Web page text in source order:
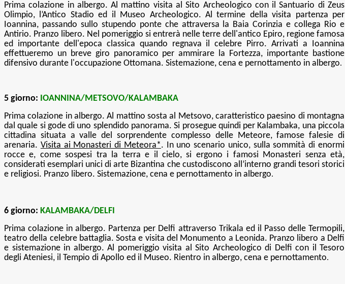
Prima colazione in albergo. Al mattino visita al Sito Archeologico con il Santuario di Zeus
Olimpio, l’Antico Stadio ed il Museo Archeologico. Al termine della visita partenza per
Ioannina, passando sullo stupendo ponte che attraversa la Baia Corinzia e collega Rio e
Antirio. Pranzo libero. Nel pomeriggio si entrerà nelle terre dell'antico Epiro, regione famosa
ed importante dell'epoca classica quando regnava il celebre Pirro. Arrivati a Ioannina
effettueremo un breve giro panoramico per ammirare la Fortezza, importante bastione
difensivo durante l'occupazione Ottomana. Sistemazione, cena e pernottamento in albergo.
5 giorno: IOANNINA/METSOVO/KALAMBAKA
Prima colazione in albergo. Al mattino sosta al Metsovo, caratteristico paesino di montagna
dal quale si gode di uno splendido panorama. Si prosegue quindi per Kalambaka, una piccola
cittadina situata a valle del sorprendente complesso delle Meteore, famose falesie di
arenaria. Visita ai Monasteri di Meteora*. In uno scenario unico, sulla sommità di enormi
rocce e, come sospesi tra la terra e il cielo, si ergono i famosi Monasteri senza età,
considerati esemplari unici di arte Bizantina che custodiscono all’interno grandi tesori storici
e religiosi. Pranzo libero. Sistemazione, cena e pernottamento in albergo.
6 giorno: KALAMBAKA/DELFI
Prima colazione in albergo. Partenza per Delfi attraverso Trikala ed il Passo delle Termopili,
teatro della celebre battaglia. Sosta e visita del Monumento a Leonida. Pranzo libero a Delfi
e sistemazione in albergo. Al pomeriggio visita al Sito Archeologico di Delfi con il Tesoro
degli Ateniesi, il Tempio di Apollo ed il Museo. Rientro in albergo, cena e pernottamento.